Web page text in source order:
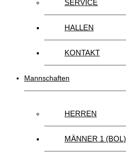
SERVICE
HALLEN
KONTAKT
Mannschaften
HERREN
MÄNNER 1 (BOL)